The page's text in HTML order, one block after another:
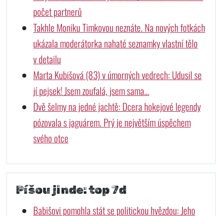
počet partnerů
Takhle Moniku Timkovou neznáte. Na nových fotkách
ukázala moderátorka nahaté seznamky vlastní tělo
v detailu
Marta Kubišová (83) v úmorných vedrech: Udusil se
jí pejsek! Jsem zoufalá, jsem sama…
Dvě šelmy na jedné jachtě: Dcera hokejové legendy
pózovala s jaguárem. Prý je největším úspěchem
svého otce
Píšou jinde: top 7d
Babišovi pomohla stát se politickou hvězdou: Jeho